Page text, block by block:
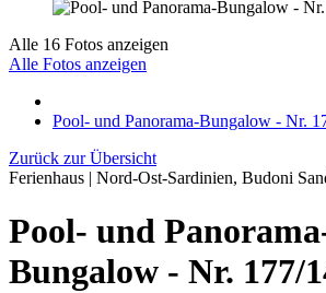
Alle 16 Fotos anzeigen
Alle Fotos anzeigen
Pool- und Panorama-Bungalow - Nr.
Zurück zur Übersicht
Ferienhaus | Nord-Ost-Sardinien, Budoni
Pool- und
Bungalow - Nr. 177/